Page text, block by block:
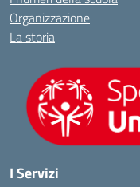
Organizzazione
La storia
I Servizi